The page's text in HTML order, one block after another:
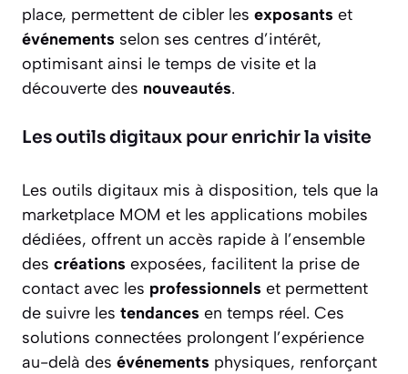
place, permettent de cibler les exposants et
événements selon ses centres d’intérêt,
optimisant ainsi le temps de visite et la
découverte des nouveautés.
Les outils digitaux pour enrichir la visite
Les outils digitaux mis à disposition, tels que la
marketplace MOM et les applications mobiles
dédiées, offrent un accès rapide à l’ensemble
des créations exposées, facilitent la prise de
contact avec les professionnels et permettent
de suivre les tendances en temps réel. Ces
solutions connectées prolongent l’expérience
au-delà des événements physiques, renforçant